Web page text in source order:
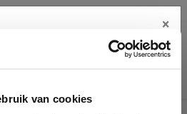
van cookies
×